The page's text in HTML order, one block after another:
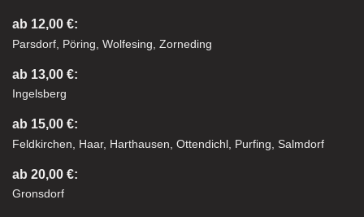
ab 12,00 €:
Parsdorf, Pöring, Wolfesing, Zorneding
ab 13,00 €:
Ingelsberg
ab 15,00 €:
Feldkirchen, Haar, Harthausen, Ottendichl, Purfing, Salmdorf
ab 20,00 €:
Gronsdorf